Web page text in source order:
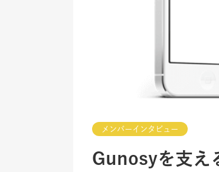
メンバーインタビュー
Gunosyを支え